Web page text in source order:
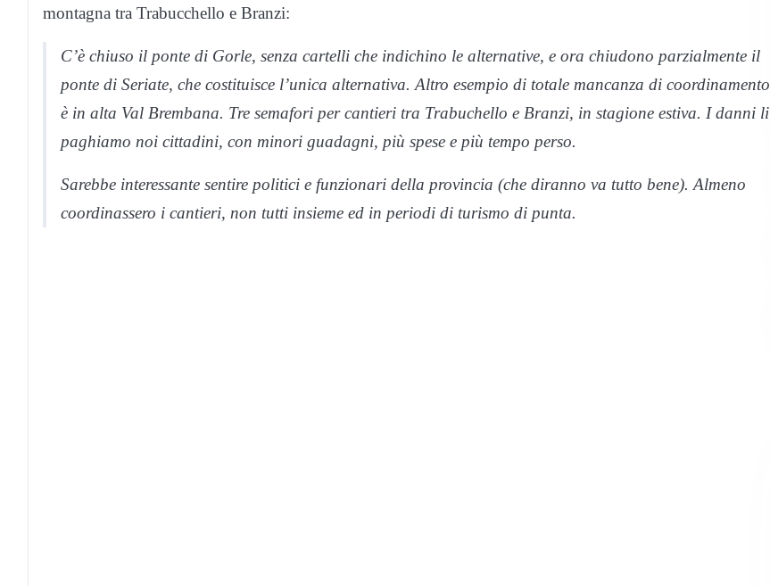
montagna tra Trabucchello e Branzi:
C’è chiuso il ponte di Gorle, senza cartelli che indichino le alternative, e ora chiudono parzialmente il
ponte di Seriate, che costituisce l’unica alternativa. Altro esempio di totale mancanza di coordinamento
è in alta Val Brembana. Tre semafori per cantieri tra Trabuchello e Branzi, in stagione estiva. I danni li
paghiamo noi cittadini, con minori guadagni, più spese e più tempo perso.
Sarebbe interessante sentire politici e funzionari della provincia (che diranno va tutto bene). Almeno
coordinassero i cantieri, non tutti insieme ed in periodi di turismo di punta.